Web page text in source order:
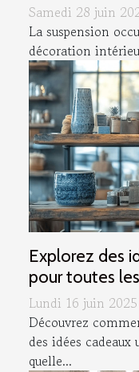
Samedi 28 juin
La suspension
décoration
Explorez des
pour toutes
Lundi 16 juin
Découvrez
des idées cadeaux
quelle...